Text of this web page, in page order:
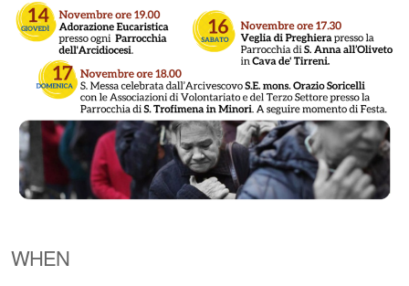
WHEN